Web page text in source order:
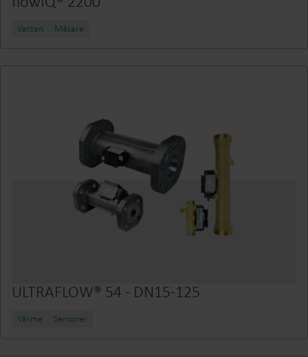
Vatten Mätare
ULTRAFLOW® 54 - DN15-125
Värme Sensorer